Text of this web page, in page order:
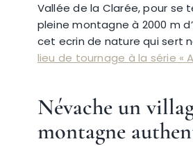
Vallée de la Clarée, pour se
pleine montagne à 2000 m
cet ecrin de nature qui sert
lieu de tournage à la série «
Névache un
montagne